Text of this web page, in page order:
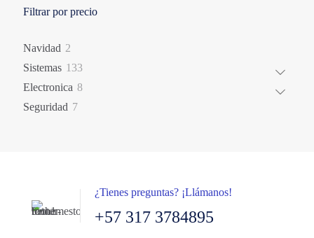
Filtrar por precio
Navidad 2
Sistemas 133133
Electronica 88
Seguridad 77
¿Tienes preguntas? ¡Llámanos!
+57 317 3784895